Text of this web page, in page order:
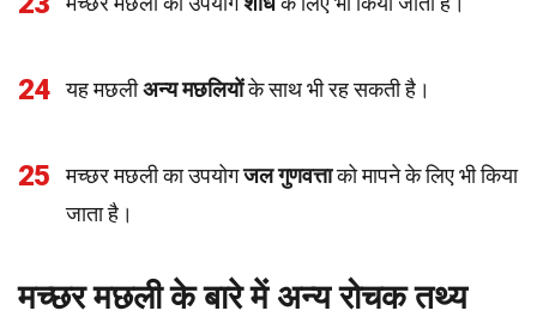
24 यह मछलीअन्य मछलियोंके साथ भी रह सकती है।
25 मच्छर मछली का उपयोगजल गुणवत्ताको मापने के लिए भी किया
जाता है।
मच्छर मछली के बारे में अन्य रोचक तथ्य